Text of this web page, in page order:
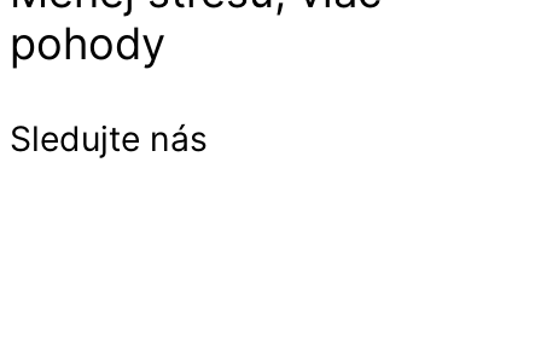
pohody
Sledujte nás